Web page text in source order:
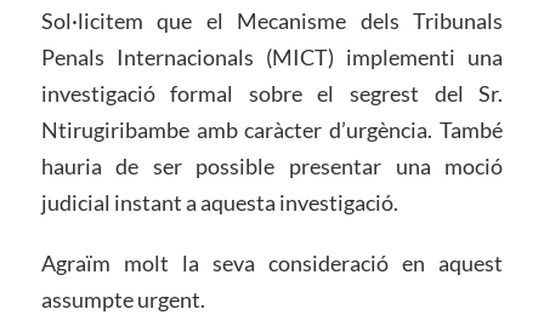
Sol·licitem que el Mecanisme dels Tribunals
Penals Internacionals (MICT) implementi una
investigació formal sobre el segrest del Sr.
Ntirugiribambe amb caràcter d’urgència. També
hauria de ser possible presentar una moció
judicial instant a aquesta investigació.
Agraïm molt la seva consideració en aquest
assumpte urgent.